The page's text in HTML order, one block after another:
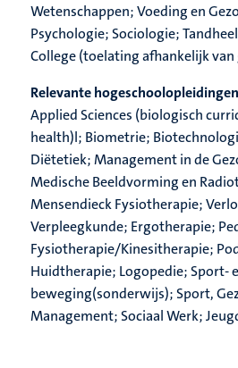
Wetenschappen; Voeding en
Psychologie; Sociologie;
College (toelating afhankelijk
Relevante
Applied Sciences (biologisch
health)l; Biometrie;
Diëtetiek; Management in de
Medische Beeldvorming en
Mensendieck Fysiotherapie;
Verpleegkunde; Ergotherapie;
Fysiotherapie/Kinesitherapie;
Huidtherapie; Logopedie; Sport-
beweging(sonderwijs); Sport,
Management; Sociaal Werk;